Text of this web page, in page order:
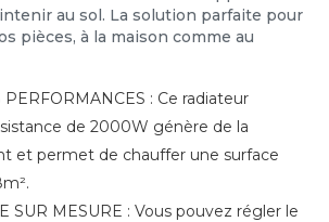
au sol. La solution parfaite pour
pièces, à la maison comme au
PERFORMANCES : Ce radiateur
de 2000W génère de la
et permet de chauffer une surface
SUR MESURE : Vous pouvez régler le